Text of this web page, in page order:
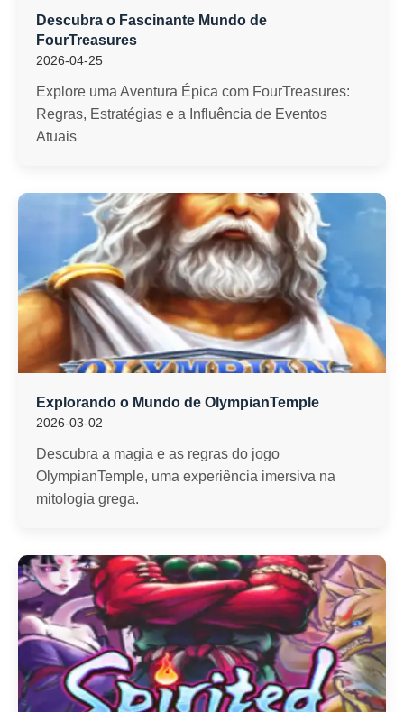
Descubra o Fascinante Mundo de
FourTreasures
2026-04-25
Explore uma Aventura Épica com FourTreasures:
Regras, Estratégias e a Influência de Eventos
Atuais
Explorando o Mundo de OlympianTemple
2026-03-02
Descubra a magia e as regras do jogo
OlympianTemple, uma experiência imersiva na
mitologia grega.